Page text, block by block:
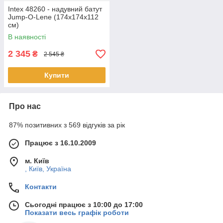
Intex 48260 - надувний батут
Jump-O-Lene (174x174x112
см)
В наявності
2 345 ₴ 2 545 ₴
Купити
Про нас
87% позитивних з 569 відгуків за рік
Працює з 16.10.2009
м. Київ
, Київ, Україна
Контакти
Сьогодні працює з 10:00 до 17:00
Показати весь графік роботи